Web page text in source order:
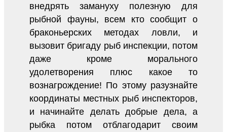
внедрять замануху полезную для
рыбной фауны, всем кто сообщит о
браконьерских методах ловли, и
вызовит бригаду рыб инспекции, потом
даже кроме морального
удолетворения плюс какое то
вознагрождение! По этому разузнайте
координаты местных рыб инспекторов,
и начинайте делать добрые дела, а
рыбка потом отблагодарит своим